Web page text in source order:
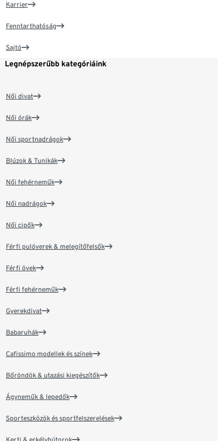
Karrier
Fenntarthatóság
Sajtó
Legnépszerűbb kategóriáink
Női divat
Női órák
Női sportnadrágok
Blúzok & Tunikák
Női fehérneműk
Női nadrágok
Női cipők
Férfi pulóverek & melegítőfelsők
Férfi övek
Férfi fehérneműk
Gyerekdivat
Babaruhák
Cafissimo modellek és színek
Bőröndök & utazási kiegészítők
Ágyneműk & lepedők
Sporteszközök és sportfelszerelések